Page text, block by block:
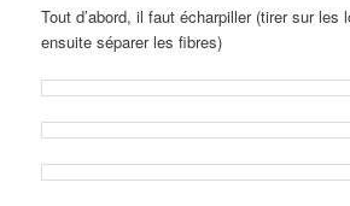
Tout d’abord, il faut écharpiller (tirer sur les
ensuite séparer les fibres)